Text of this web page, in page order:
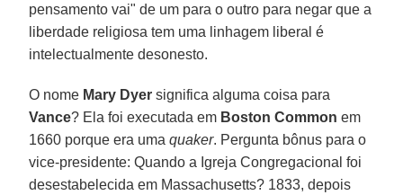
pensamento vai" de um para o outro para negar que a
liberdade religiosa tem uma linhagem liberal é
intelectualmente desonesto.
O nome Mary Dyer significa alguma coisa para
Vance? Ela foi executada em Boston Common em
1660 porque era umaquaker. Pergunta bônus para o
vice-presidente: Quando a Igreja Congregacional foi
desestabelecida em Massachusetts? 1833, depois